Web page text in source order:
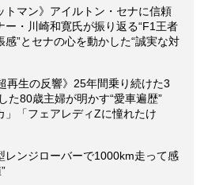
トマン》アイルトン・セナに信頼
ー・川崎和寛氏が振り返る“F1王者
”とセナの心を動かした“誠実な対
再生の反響》25年間乗り続けた3
た80歳主婦が明かす“愛車遍歴”
」「フェアレディZに憧れたけ
レンジローバーで1000km走って感